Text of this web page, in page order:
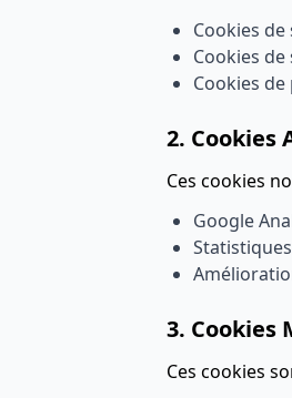
Cookies
Cookies
Cookies
2. Cookies
Ces cookies
Google
3. Cookies
Ces cookies